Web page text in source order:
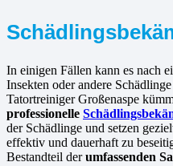
In einigen Fällen kann es nach
Insekten oder andere
Tatortreiniger Großenaspe
professionelle
der Schädlinge und setzen
effektiv und dauerhaft zu
Bestandteil derumfassenden